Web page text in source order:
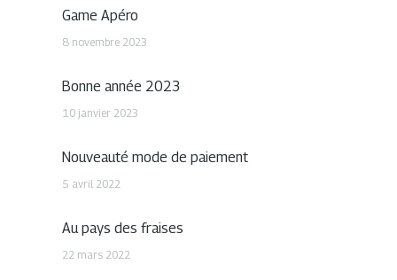
Game Apéro
8 novembre 2023
Bonne année 2023
10 janvier 2023
Nouveauté mode de paiement
5 avril 2022
Au pays des fraises
22 mars 2022